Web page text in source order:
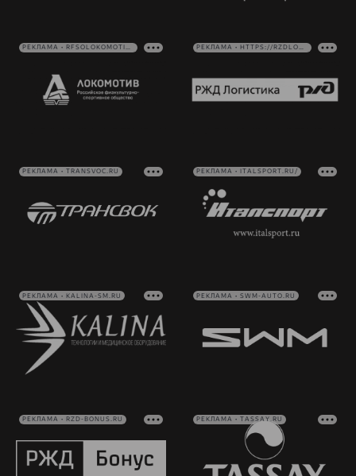
РЕКЛАМА • RFSOLOKOMOTIV.RU РЕКЛАМА • HTTPS://RZDLOG.RU/
РЕКЛАМА • TRANSVOC.RU РЕКЛАМА • ITALSPORT.RU/
РЕКЛАМА • KALINA-SM.RU РЕКЛАМА • SWM-AUTO.RU
РЕКЛАМА • RZD-BONUS.RU РЕКЛАМА • TASSAY.RU